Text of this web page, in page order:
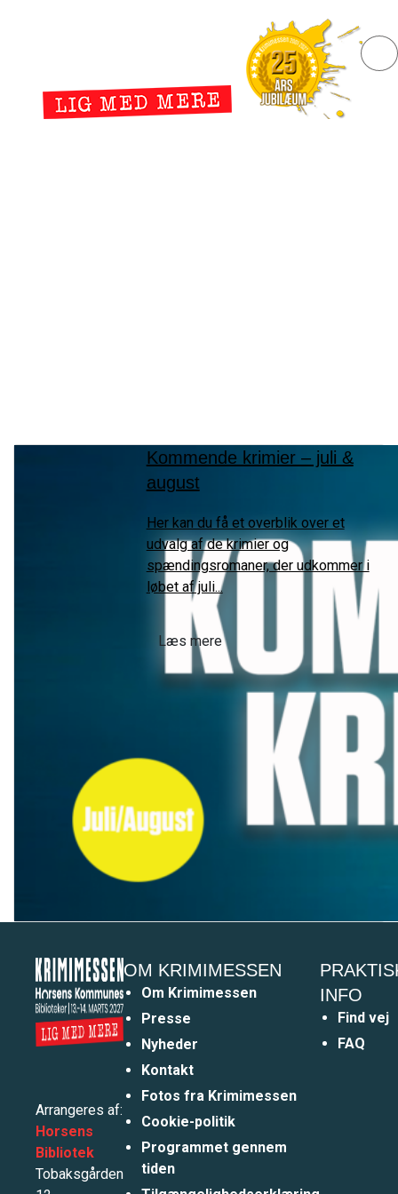
Kommende krimier – juli &
august
Her kan du få et overblik over et
udvalg af de krimier og
spændingsromaner, der udkommer i
løbet af juli...
Læs mere
Arrangeres af:
Horsens
Bibliotek
Tobaksgården
OM KRIMIMESSEN
Om Krimimessen
Presse
Nyheder
Kontakt
Fotos fra Krimimessen
Cookie-politik
Programmet gennem
tiden
INFO
Find vej
FAQ